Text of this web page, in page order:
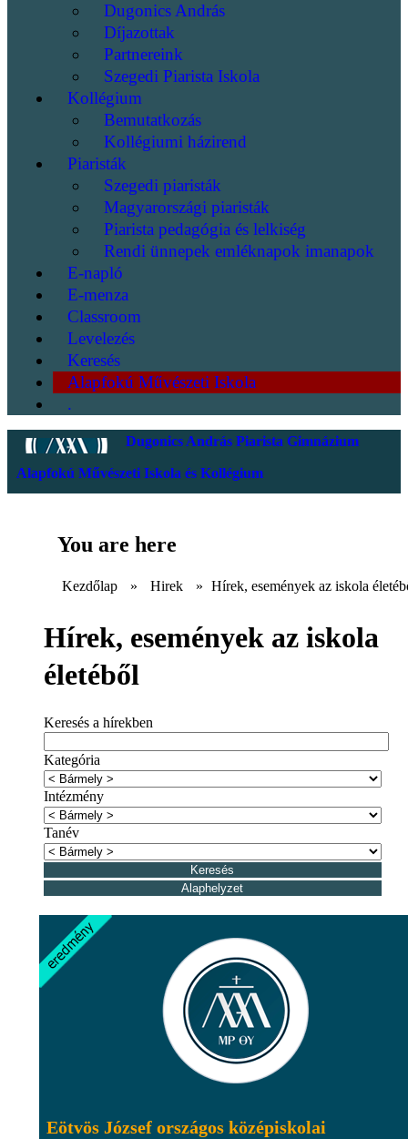
Dugonics András
Díjazottak
Partnereink
Szegedi Piarista Iskola
Kollégium
Bemutatkozás
Kollégiumi házirend
Piaristák
Szegedi piaristák
Magyarországi piaristák
Piarista pedagógia és lelkiség
Rendi ünnepek emléknapok imanapok
E-napló
E-menza
Classroom
Levelezés
Keresés
Alapfokú Művészeti Iskola
.
Dugonics András Piarista Gimnázium
Alapfokú Művészeti Iskola és Kollégium
You are here
Kezdőlap » Hirek » Hírek, események az iskola
Hírek, események az iskola
életéből
Keresés a hírekben
Kategória
Intézmény
Tanév
Eötvös József országos középiskolai